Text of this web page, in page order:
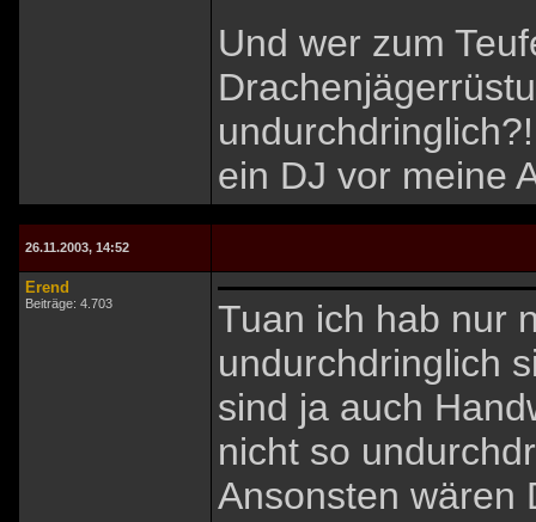
Und wer zum
ein DJ vor meine
26.11.2003, 14:52
Erend
Beiträge: 4.703
Tuan ich hab nur
undurchdringlich
sind ja auch
nicht so
Ansonsten wären